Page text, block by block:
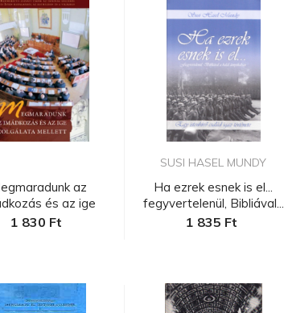
az
és az ige
mel...
1 830 Ft
SUSI HASEL MUNDY
Ha ezrek esnek is el...
fegyvertelenül, Bibliával...
1 835 Ft